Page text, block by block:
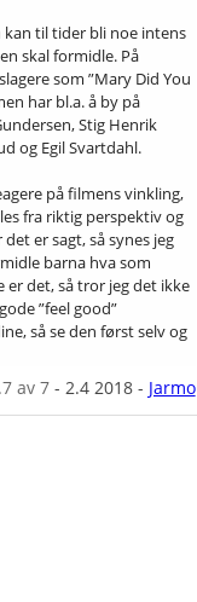
til tider bli noe intens
skal formidle. På
som ”Mary Did You
har bl.a. å by på
Stig Henrik
og Egil Svartdahl.
på filmens vinkling,
fra riktig perspektiv og
er sagt, så synes jeg
barna hva som
er det, så tror jeg det ikke
”feel good”
så se den først selv og
av 7- 2.4 2018- Jarmo